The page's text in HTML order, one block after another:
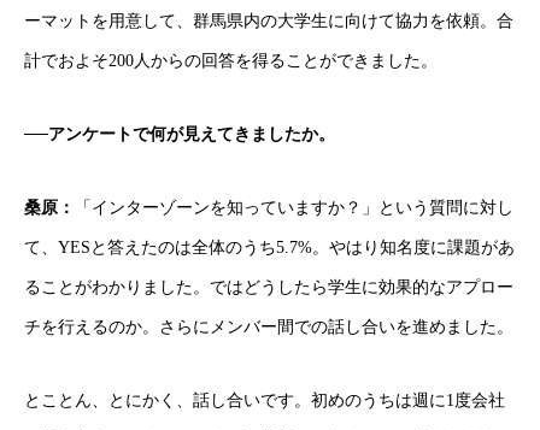
ーマットを用意して、群馬県内の大学生に向けて協力を依頼。合
計でおよそ200人からの回答を得ることができました。
──アンケートで何が見えてきましたか。
桑原： 「インターゾーンを知っていますか？」という質問に対し
て、YESと答えたのは全体のうち5.7%。やはり知名度に課題があ
ることがわかりました。ではどうしたら学生に効果的なアプロー
チを行えるのか。さらにメンバー間での話し合いを進めました。
とことん、とにかく、話し合いです。初めのうちは週に1度会社